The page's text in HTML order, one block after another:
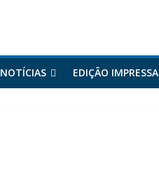
NOTÍCIAS EDIÇÃO IMPRESSA